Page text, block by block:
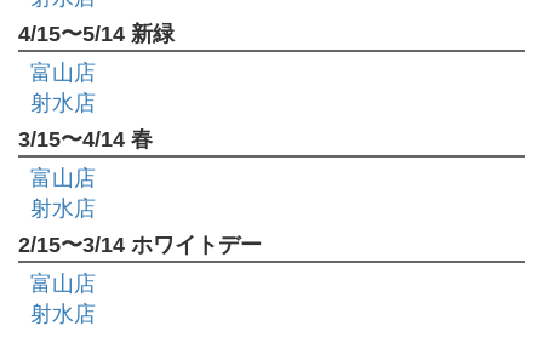
4/15〜5/14 新緑
富山店
射水店
3/15〜4/14 春
富山店
射水店
2/15〜3/14 ホワイトデー
富山店
射水店